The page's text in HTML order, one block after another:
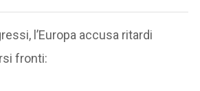
l’Europa accusa ritardi
fronti: